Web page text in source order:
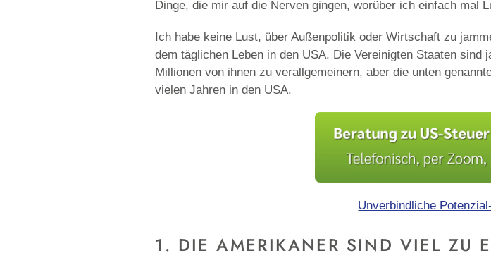
Dinge, die mir auf die Nerven gingen, worüber ich einfach mal
Ich habe keine Lust, über Außenpolitik oder Wirtschaft zu
dem täglichen Leben in den USA. Die Vereinigten Staaten
Millionen von ihnen zu verallgemeinern, aber die unten
vielen Jahren in den USA.
Unverbindliche
1. DIE AMERIKANER SIND VIEL ZU